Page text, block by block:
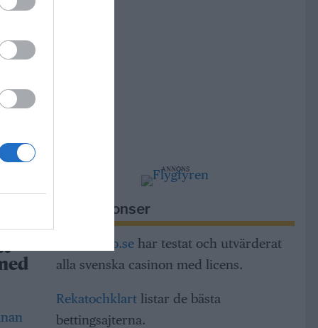
och
ANNONS
Riksannonser
Casinorino.sehar testat och utvärderat
alla svenska casinon med licens.
Rekatochklartlistar de bästa
bettingsajterna.